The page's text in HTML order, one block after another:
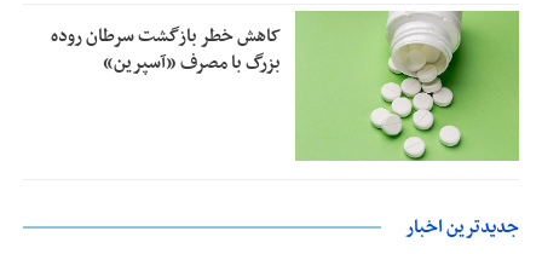
کاهش خطر بازگشت سرطان روده
بزرگ با مصرف «آسپرین»
جدیدترین اخبار